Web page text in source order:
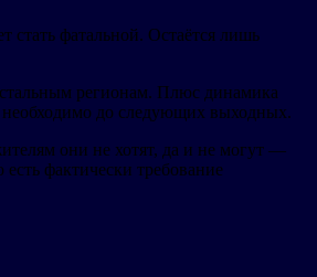
стать фатальной. Остаётся лишь
регионам. Плюс динамика
до следующих выходных.
они не хотят, да и не могут —
фактически требование